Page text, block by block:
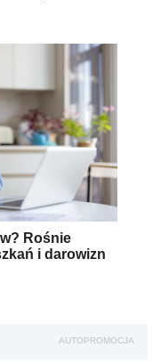
Rośnie
i darowizn
AUTOPROMOCJA